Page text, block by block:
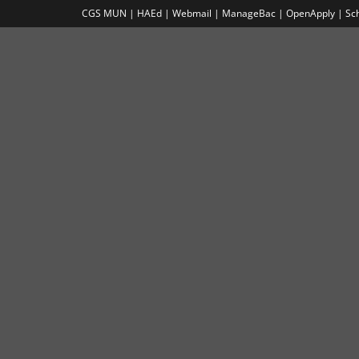
CGS MUN | HAEd | Webmail | ManageBac | OpenApply |